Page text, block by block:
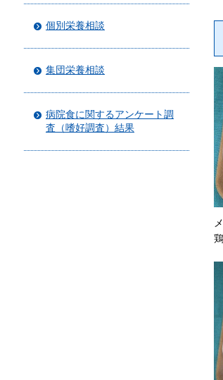
個別栄養相談
集団栄養相談
病院食に関するアンケート調
査（嗜好調査）結果